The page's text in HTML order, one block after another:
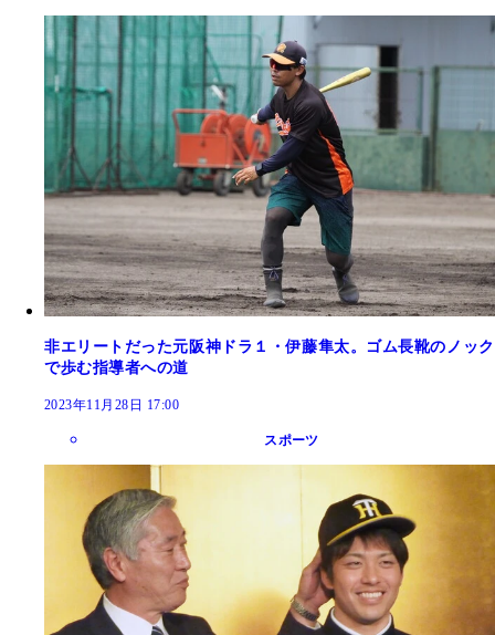
非エリートだった元阪神ドラ１・伊藤隼太。ゴム長靴のノック
で歩む指導者への道
2023年11月28日 17:00
スポーツ